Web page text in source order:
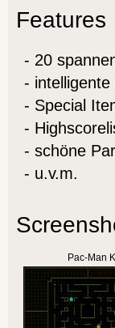
Features
- 20
- intelligente
- Special
-
- schöne
- u.v.m.
Pac-Man K